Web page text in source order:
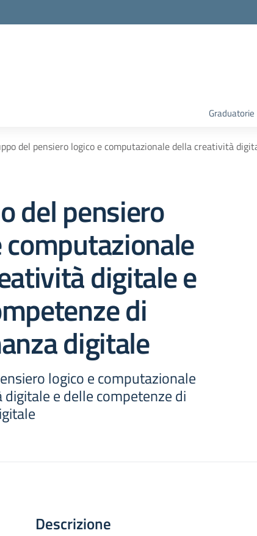
Graduatorie
del pensiero logico e computazionale della creatività
del pensiero
computazionale
digitale e
di
digitale
logico e computazionale
e delle competenze di
Descrizione